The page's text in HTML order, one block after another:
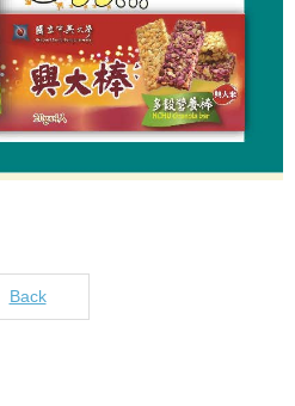
Back